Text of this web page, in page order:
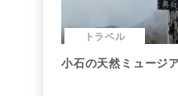
トラベル
小石の天然ミュージ